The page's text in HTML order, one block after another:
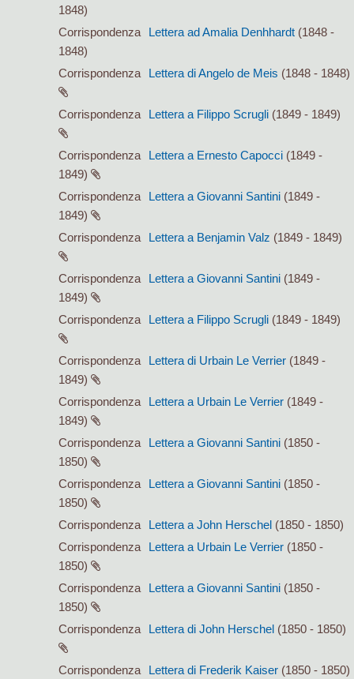
1848)
Corrispondenza
Lettera ad Amalia Denhhardt (1848 -
1848)
Corrispondenza
Lettera di Angelo de Meis (1848 - 1848)
Corrispondenza Lettera a Filippo Scrugli (1849 - 1849)
Corrispondenza Lettera a Ernesto Capocci (1849 -
1849)
Corrispondenza
Lettera a Giovanni Santini (1849 -
1849)
Corrispondenza
Lettera a Benjamin Valz (1849 - 1849)
Corrispondenza Lettera a Giovanni Santini (1849 -
1849)
Corrispondenza
Lettera a Filippo Scrugli (1849 - 1849)
Corrispondenza Lettera di Urbain Le Verrier (1849 -
1849)
Corrispondenza
Lettera a Urbain Le Verrier (1849 -
1849)
Corrispondenza
Lettera a Giovanni Santini (1850 -
1850)
Corrispondenza
Lettera a Giovanni Santini (1850 -
1850)
Corrispondenza
Lettera a John Herschel (1850 - 1850)
Corrispondenza
Lettera a Urbain Le Verrier (1850 -
1850)
Corrispondenza
Lettera a Giovanni Santini (1850 -
1850)
Corrispondenza
Lettera di John Herschel (1850 - 1850)
Corrispondenza Lettera di Frederik Kaiser (1850 - 1850)